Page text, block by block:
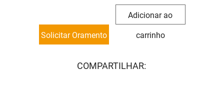
Solicitar Oramento
Adicionar ao
carrinho
COMPARTILHAR: